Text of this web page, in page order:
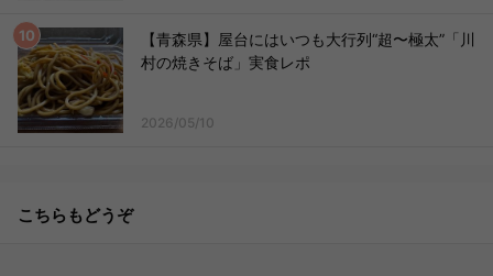
【青森県】屋台にはいつも大行列“超〜極太”「川
村の焼きそば」実食レポ
2026/05/10
こちらもどうぞ